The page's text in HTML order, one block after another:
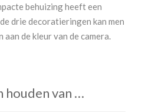
behuizing heeft een
drie decoratieringen kan men
de kleur van de camera.
houden van …